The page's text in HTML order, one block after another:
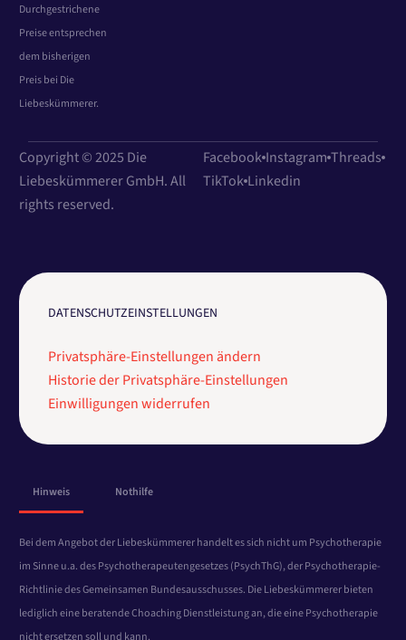
Durchgestrichene
Preise entsprechen
dem bisherigen
Preis bei Die
Liebeskümmerer.
Copyright © 2025 Die
Liebeskümmerer GmbH. All
rights reserved.
Facebook Instagram Threads
TikTok Linkedin
DATENSCHUTZEINSTELLUNGEN
Privatsphäre-Einstellungen ändern
Historie der Privatsphäre-Einstellungen
Einwilligungen widerrufen
Hinweis Nothilfe
Bei dem Angebot der Liebeskümmerer handelt es sich nicht um Psychotherapie
im Sinne u.a. des Psychotherapeutengesetzes (PsychThG), der Psychotherapie-
Richtlinie des Gemeinsamen Bundesausschusses. Die Liebeskümmerer bieten
lediglich eine beratende Choaching Dienstleistung an, die eine Psychotherapie
nicht ersetzen soll und kann.